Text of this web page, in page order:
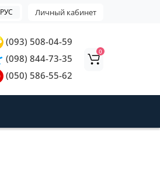
Личный кабинет
РУС
(093) 508-04-59
(098) 844-73-35
(050) 586-55-62
0